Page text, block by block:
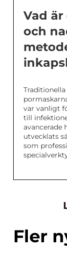
Vad
och
var vanligt
till
avancerade
utvecklats
som
Fler